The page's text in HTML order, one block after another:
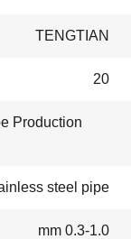
TENGTIAN
20
Production
steel pipe
0.3-1.0 mm